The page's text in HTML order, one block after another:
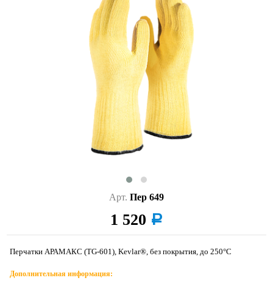
Арт. Пер 649
1 520 a
Перчатки АРАМАКС (TG-601), Kevlar®, без покрытия, до 250°С
Дополнительная информация: